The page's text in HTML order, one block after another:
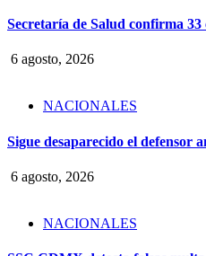
Secretaría de Salud confirma 33
6 agosto, 2026
NACIONALES
Sigue desaparecido el defensor
6 agosto, 2026
NACIONALES